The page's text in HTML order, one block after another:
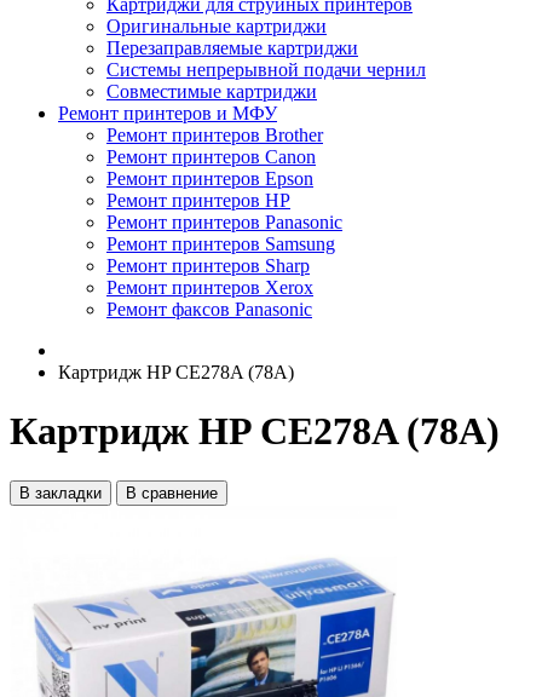
Картриджи для струйных принтеров
Оригинальные картриджи
Перезаправляемые картриджи
Системы непрерывной подачи чернил
Совместимые картриджи
Ремонт принтеров и МФУ
Ремонт принтеров Brother
Ремонт принтеров Canon
Ремонт принтеров Epson
Ремонт принтеров HP
Ремонт принтеров Panasonic
Ремонт принтеров Samsung
Ремонт принтеров Sharp
Ремонт принтеров Xerox
Ремонт факсов Panasonic
Картридж HP CE278A (78A)
Картридж HP CE278A (78A)
В закладки В сравнение